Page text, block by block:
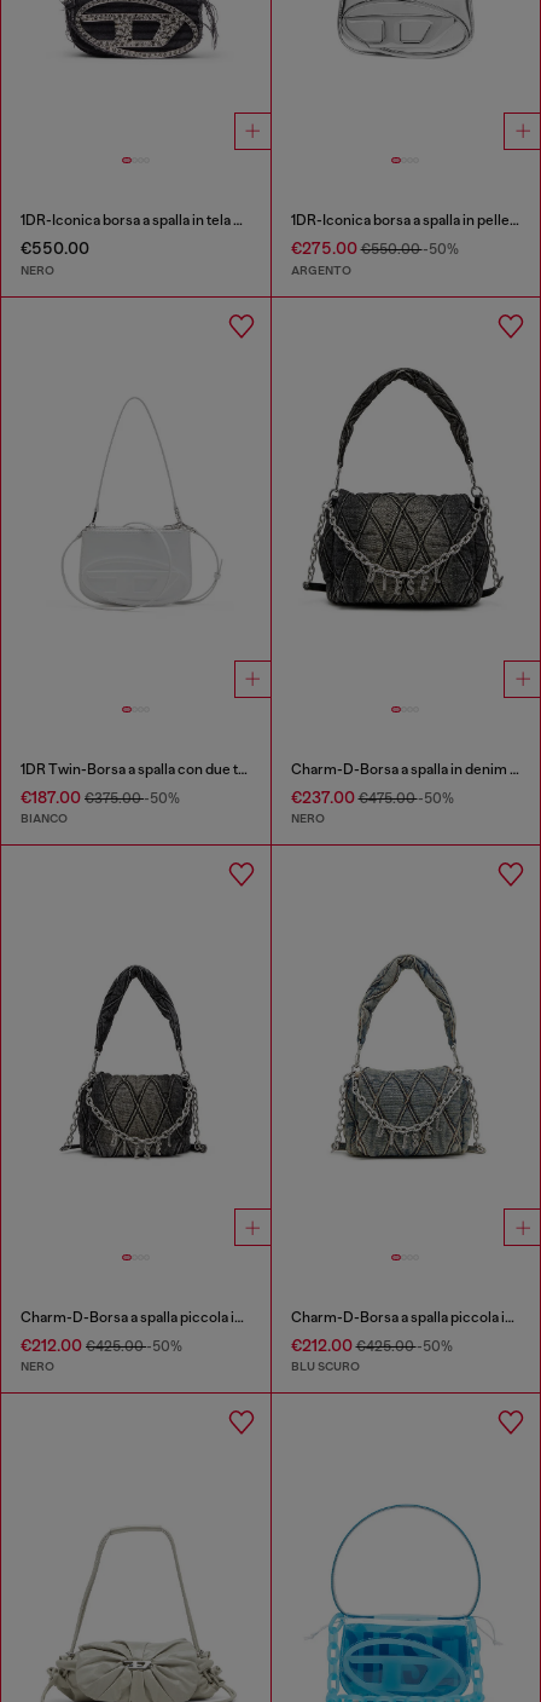
1DR-Iconica borsa a spalla in tela e pelle
€550.00
NERO
1DR-Iconica borsa a spalla in pelle specchiata
€275.00€550.00-50%
ARGENTO
1DR Twin-Borsa a spalla con due tasche in pelle stampata
€187.00 €375.00-50%
BIANCO
Charm-D-Borsa a spalla in denim trapuntato e trattato
€237.00€475.00-50%
NERO
Charm-D-Borsa a spalla piccola in denim trapuntato e trattato
€212.00 €425.00-50%
NERO
Charm-D-Borsa a spalla piccola in denim trapuntato
€212.00€425.00-50%
BLU SCURO